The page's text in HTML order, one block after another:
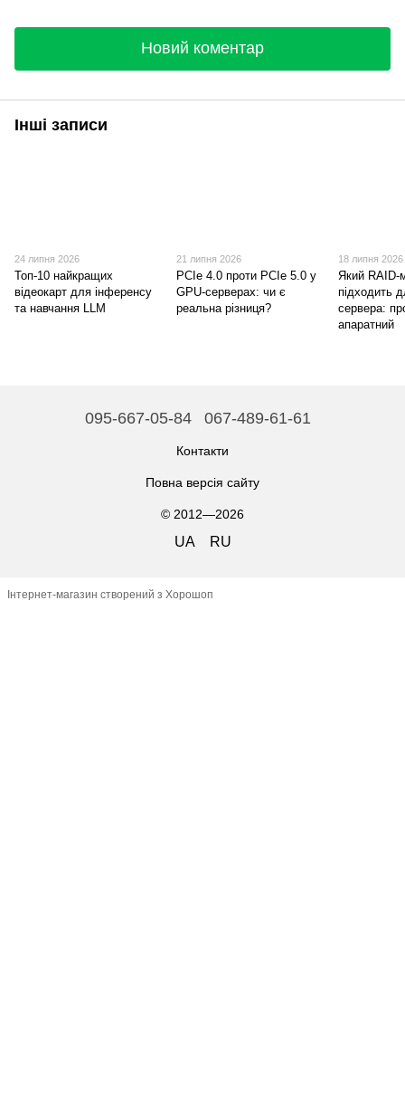
Новий коментар
Інші записи
24 липня 2026
Топ-10 найкращих
відеокарт для інференсу
та навчання LLM
21 липня 2026
PCIe 4.0 проти PCIe 5.0 у
GPU-серверах: чи є
реальна різниця?
18 липня 2026
Який RAID-
підходить
сервера:
апаратний
095-667-05-84 067-489-61-61
Контакти
Повна версія сайту
© 2012—2026
UA RU
Інтернет-магазин створений з Хорошоп